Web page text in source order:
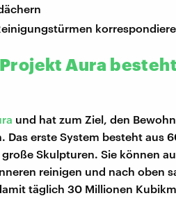
Aura
und hat zum Ziel, den
erste System besteht aus
Skulpturen. Sie können
reinigen und nach oben
täglich 30 Millionen